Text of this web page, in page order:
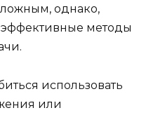
однако,
методы
использовать
или